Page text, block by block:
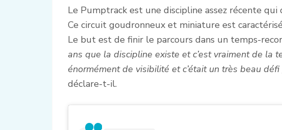
Le Pumptrack est une discipline assez récente
Ce circuit goudronneux et miniature est
Le but est de finir le parcours dans un temps-
ans que la discipline existe et c’est vraiment de la
énormément de visibilité et c’était un très beau
déclare-t-il.